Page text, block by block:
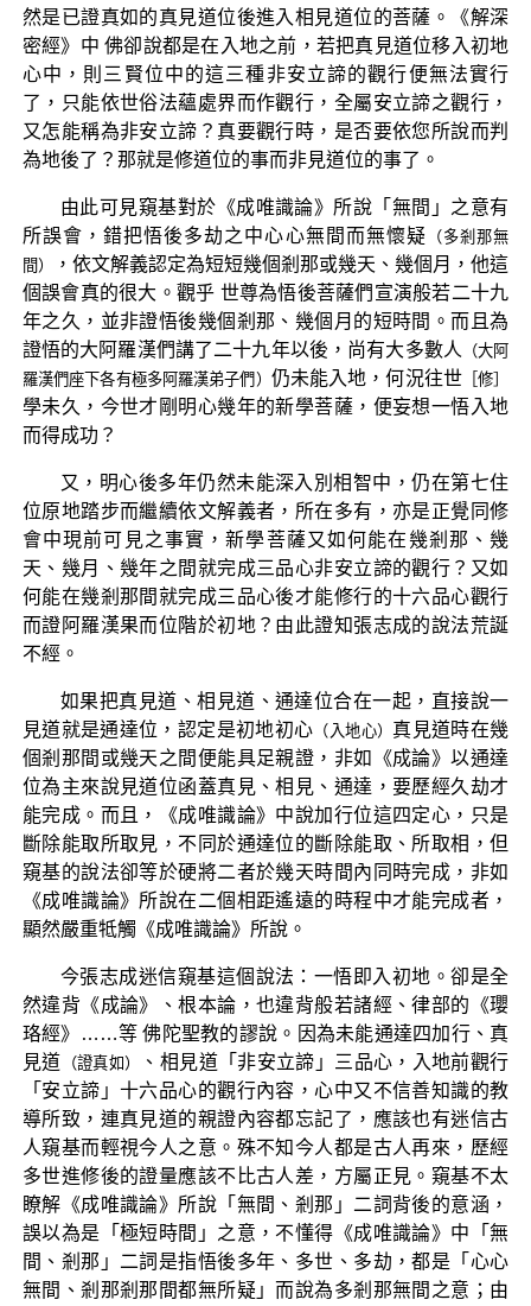
然是已證真如的真見道位後進入相見道位的菩薩。《解深
密經》中 佛卻說都是在入地之前，若把真見道位移入初地
心中，則三賢位中的這三種非安立諦的觀行便無法實行
了，只能依世俗法蘊處界而作觀行，全屬安立諦之觀行，
又怎能稱為非安立諦？真要觀行時，是否要依您所說而判
為地後了？那就是修道位的事而非見道位的事了。
由此可見窺基對於《成唯識論》所說「無間」之意有
所誤會，錯把悟後多劫之中心心無間而無懷疑
（多剎那無
間）
，依文解義認定為短短幾個剎那或幾天、幾個月，他這
個誤會真的很大。觀乎 世尊為悟後菩薩們宣演般若二十九
年之久，並非證悟後幾個剎那、幾個月的短時間。而且為
證悟的大阿羅漢們講了二十九年以後，尚有大多數人
（大阿
羅漢們座下各有極多阿羅漢弟子們） 仍未能入地，何況往世［修］
學未久，今世才剛明心幾年的新學菩薩，便妄想一悟入地
而得成功？
又，明心後多年仍然未能深入別相智中，仍在第七住
位原地踏步而繼續依文解義者，所在多有，亦是正覺同修
會中現前可見之事實，新學菩薩又如何能在幾剎那、幾
天、幾月、幾年之間就完成三品心非安立諦的觀行？又如
何能在幾剎那間就完成三品心後才能修行的十六品心觀行
而證阿羅漢果而位階於初地？由此證知張志成的說法荒誕
不經。
如果把真見道、相見道、通達位合在一起，直接說一
見道就是通達位，認定是初地初心 （入地心） 真見道時在幾
個剎那間或幾天之間便能具足親證，非如《成論》以通達
位為主來說見道位函蓋真見、相見、通達，要歷經久劫才
能完成。而且，《成唯識論》中說加行位這四定心，只是
斷除能取所取見，不同於通達位的斷除能取、所取相，但
窺基的說法卻等於硬將二者於幾天時間內同時完成，非如
《成唯識論》所說在二個相距遙遠的時程中才能完成者，
顯然嚴重牴觸《成唯識論》所說。
今張志成迷信窺基這個說法：一悟即入初地。卻是全
然違背《成論》、根本論，也違背般若諸經、律部的《瓔
珞經》……等 佛陀聖教的謬說。因為未能通達四加行、真
見道 （證真如）
、相見道「非安立諦」三品心，入地前觀行
「安立諦」十六品心的觀行內容，心中又不信善知識的教
導所致，連真見道的親證內容都忘記了，應該也有迷信古
人窺基而輕視今人之意。殊不知今人都是古人再來，歷經
多世進修後的證量應該不比古人差，方屬正見。窺基不太
瞭解《成唯識論》所說「無間、剎那」二詞背後的意涵，
誤以為是「極短時間」之意，不懂得《成唯識論》中「無
間、剎那」二詞是指悟後多年、多世、多劫，都是「心心
無間、剎那剎那間都無所疑」而說為多剎那無間之意；由